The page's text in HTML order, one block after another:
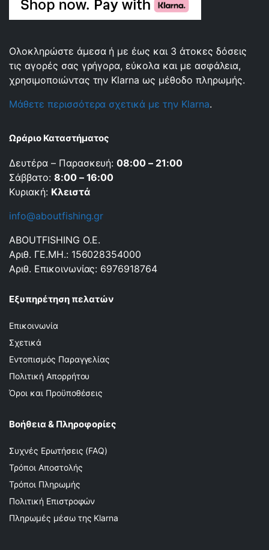
Ολοκληρώστε άμεσα ή με έως και 3 άτοκες δόσεις
τις αγορές σας γρήγορα, εύκολα και με ασφάλεια,
χρησιμοποιώντας την Klarna ως μέθοδο πληρωμής.
Μάθετε περισσότερα σχετικά με την Klarna.
Ωράριο Καταστήματος
Δευτέρα – Παρασκευή:08:00 – 21:00
Σάββατο: 8:00 – 16:00
Κυριακή: Κλειστά
info@aboutfishing.gr
ABOUTFISHING Ο.Ε.
Αριθ. ΓΕ.ΜΗ.: 156028354000
Αριθ. Επικοινωνίας: 6976918764
Εξυπηρέτηση πελατών
Επικοινωνία
Σχετικά
Εντοπισμός Παραγγελίας
Πολιτική Απορρήτου
Όροι και Προϋποθέσεις
Βοήθεια & Πληροφορίες
Συχνές Ερωτήσεις (FAQ)
Τρόποι Αποστολής
Τρόποι Πληρωμής
Πολιτική Επιστροφών
Πληρωμές μέσω της Klarna